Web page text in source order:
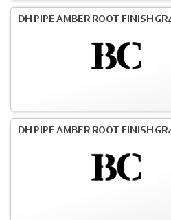
DH PIPE AMBER ROOT FINISH
DH PIPE AMBER ROOT FINISH